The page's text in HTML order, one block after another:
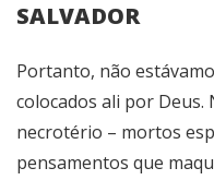
SALVADOR
Portanto, não
colocados ali por Deus.
necrotério – mortos
pensamentos que